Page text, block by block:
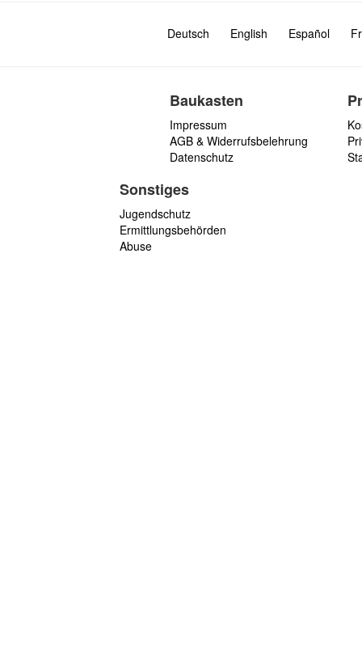
Deutsch English Español
Baukasten
Impressum
AGB & Widerrufsbelehrung
Datenschutz
Sonstiges
Jugendschutz
Ermittlungsbehörden
Abuse